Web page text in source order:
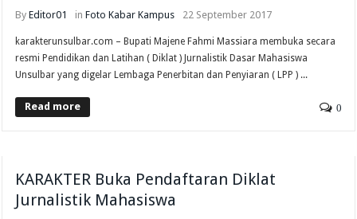
ByEditor01 inFoto Kabar Kampus 22 September 2017
karakterunsulbar.com – Bupati Majene Fahmi Massiara membuka secara
resmi Pendidikan dan Latihan ( Diklat ) Jurnalistik Dasar Mahasiswa
Unsulbar yang digelar Lembaga Penerbitan dan Penyiaran ( LPP ) ...
Read more 0
KARAKTER Buka Pendaftaran Diklat
Jurnalistik Mahasiswa